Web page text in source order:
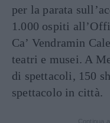
per la parata
1.000 ospiti
Ca’ Vendramin
teatri e musei. A
di spettacoli, 150
spettacolo in città.